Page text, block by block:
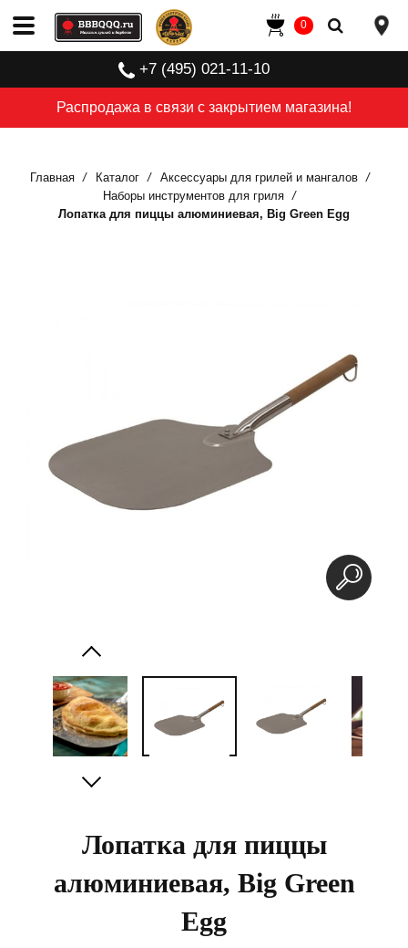
Распродажа в связи с закрытием магазина!
+7 (495) 021-11-10
0
Главная Каталог
Аксессуары для грилей и мангалов
Наборы инструментов для гриля
Лопатка для пиццы алюминиевая, Big Green Egg
Лопатка для пиццы
алюминиевая, Big Green
Egg